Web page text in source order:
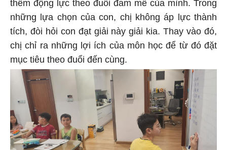
thêm động lực theo đuổi đam mê của mình. Trong
những lựa chọn của con, chị không áp lực thành
tích, đòi hỏi con đạt giải này giải kia. Thay vào đó,
chị chỉ ra những lợi ích của môn học để từ đó đặt
mục tiêu theo đuổi đến cùng.